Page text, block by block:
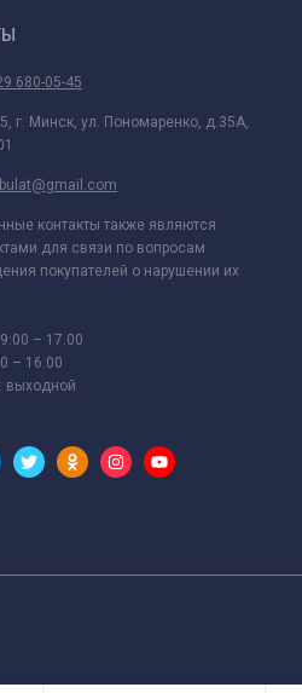
680-05-45
г. Минск, ул. Пономаренко, д.35А,
контакты также являются
для связи по вопросам
покупателей о нарушении их
– 17.00
– 16.00
выходной